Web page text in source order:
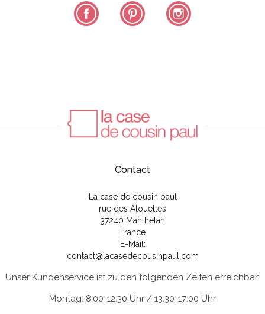
Facebook Pinterest
Contact
La case de cousin paul
rue des Alouettes
37240 Manthelan
France
E-Mail:
contact@lacasedecousinpaul.com
Unser Kundenservice ist zu den folgenden Zeiten erreichbar:
Montag: 8:00-12:30 Uhr / 13:30-17:00 Uhr